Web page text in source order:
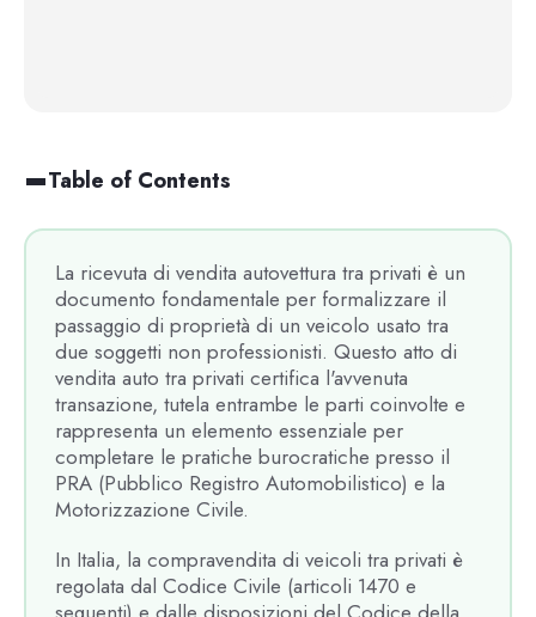
La ricevuta di vendita autovettura tra privati è un
documento fondamentale per formalizzare il
passaggio di proprietà di un veicolo usato tra
due soggetti non professionisti. Questo atto di
vendita auto tra privati certifica l'avvenuta
transazione, tutela entrambe le parti coinvolte e
rappresenta un elemento essenziale per
completare le pratiche burocratiche presso il
PRA (Pubblico Registro Automobilistico) e la
Motorizzazione Civile.
In Italia, la compravendita di veicoli tra privati è
regolata dal Codice Civile (articoli 1470 e
Table of Contents